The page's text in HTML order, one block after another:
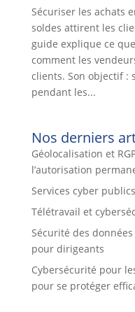
Sécuriser les achats
soldes attirent les
guide explique ce
comment les
clients. Son objectif :
pendant les...
Nos derniers
Géolocalisation et
l’autorisation
Services cyber publics
Télétravail et
Sécurité des
pour dirigeants
Cybersécurité pour
pour se protéger